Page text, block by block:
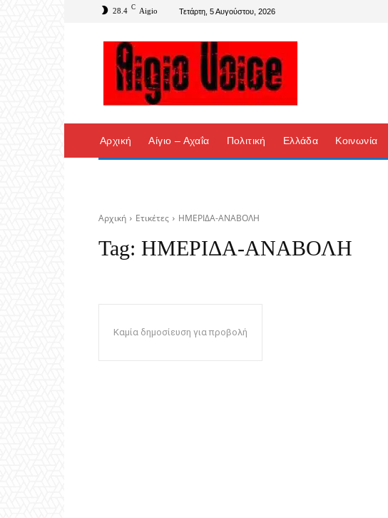
28.4 C Aigio Τετάρτη, 5 Αυγούστου, 2026
Αρχική Αίγιο – Αχαΐα Πολιτική Ελλάδα Κοινωνία
Αρχική Ετικέτες ΗΜΕΡΙΔΑ-ΑΝΑΒΟΛΗ
Tag: ΗΜΕΡΙΔΑ-ΑΝΑΒΟΛΗ
Καμία δημοσίευση για προβολή